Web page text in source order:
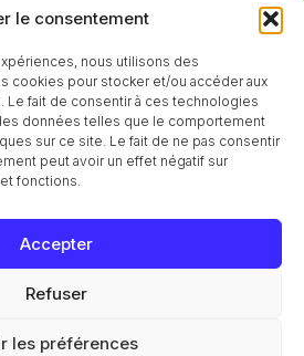
le consentement
nous utilisons des
cookies pour stocker et/ou accéder aux
Le fait de consentir à ces technologies
données telles que le comportement
sur ce site. Le fait de ne pas consentir
peut avoir un effet négatif sur
fonctions.
Accepter
Refuser
les préférences
actualité ?
S'inscrire
CMI Services